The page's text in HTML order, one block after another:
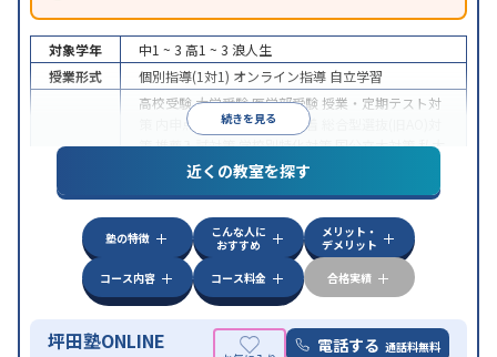
続きを見る
対象学年 中1 ~ 3 高1 ~ 3 浪人生
授業形式
個別指導(1対1) オンライン指導 自立学習
高校受験大学受験医学部受験 授業・定期テスト対
内申点対策学習習慣の定着
策推薦入試対策学校別特化対策国公立大対策私大
共通テスト対策英検(英語検定)対策
その
特徴
中高一貫校生に対応授業の振替可能 不登校生に対
学習にPC・タブレットを利用オンライン対応
科目から受講可能季節講習のみの受講可発達障害
の子どもに対応
近くの教室を探す
塾の特徴
こんな人に
おすすめ
メリット・
デメリット
コース内容
コース料金 合格実績
坪田塾ONLINE 電話する 通話料無料